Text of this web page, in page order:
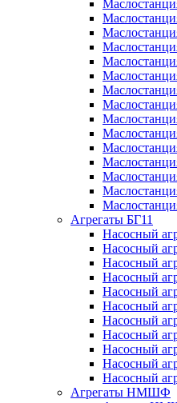
Агрегаты БГ11
Насосный
Насосный
Насосный
Насосный
Насосный
Насосный
Насосный
Насосный
Насосный
Насосный
Насосный
Агрегаты НМШФ